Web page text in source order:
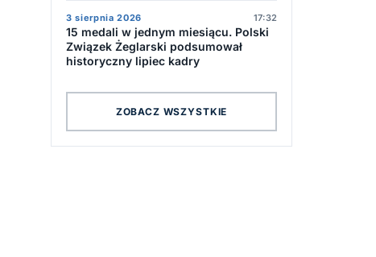
3 sierpnia 2026 17:32
15 medali w jednym miesiącu. Polski
Związek Żeglarski podsumował
historyczny lipiec kadry
ZOBACZ WSZYSTKIE